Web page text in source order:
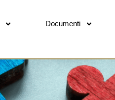
Documenti